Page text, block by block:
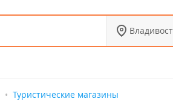
Туристические магазины